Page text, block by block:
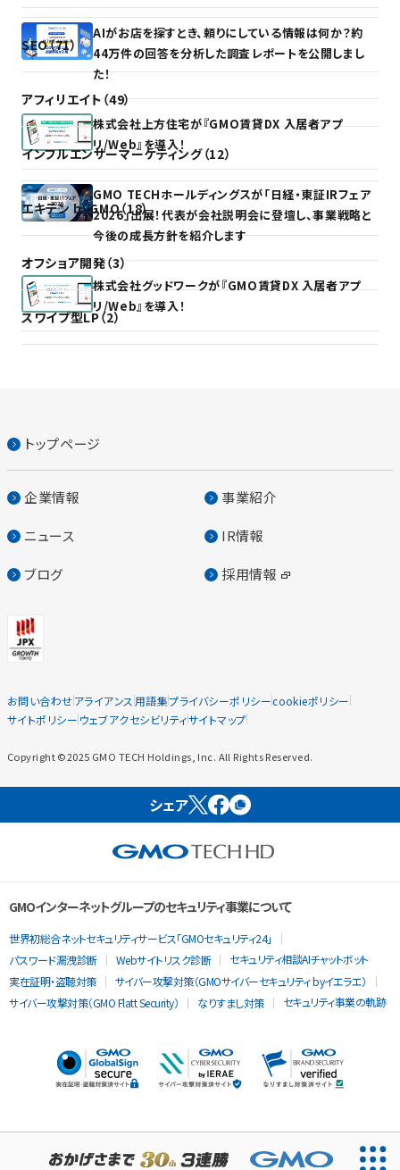
SEO（71）
アフィリエイト（49）
インフルエンサーマーケティング（12）
エキテン byGMO（18）
オフショア開発（3）
スワイプ型LP（2）
AIがお店を探すとき、頼りにしている情報は何か？約
44万件の回答を分析した調査レポートを公開しまし
た！
株式会社上方住宅が『GMO賃貸DX 入居者アプ
リ/Web』を導入！
GMO TECHホールディングスが「日経・東証IRフェア
2026」出展！代表が会社説明会に登壇し、事業戦略と
今後の成長方針を紹介します
株式会社グッドワークが『GMO賃貸DX 入居者アプ
リ/Web』を導入！
トップページ
企業情報 事業紹介
ニュース IR情報
ブログ 採用情報
お問い合わせアライアンス 用語集プライバシーポリシーcookieポリシー
サイトポリシー ウェブアクセシビリティサイトマップ
Copyright ©2025 GMO TECH Holdings, Inc. All Rights Reserved.
シェア
GMOインターネットグループのセキュリティ事業について
世界初総合ネットセキュリティサービス「GMOセキュリティ24」
パスワード漏洩診断
Webサイトリスク診断
セキュリティ相談AIチャットボット
実在証明・盗聴対策
サイバー攻撃対策（GMOサイバーセキュリティ byイエラエ）
サイバー攻撃対策（GMO Flatt Security）
なりすまし対策 セキュリティ事業の軌跡